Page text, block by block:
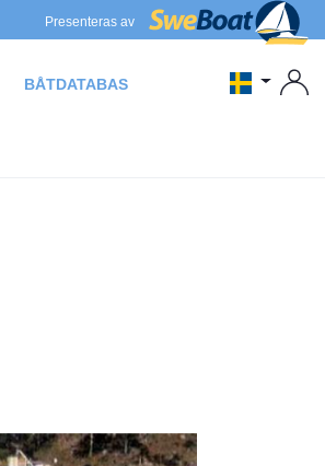
Presenteras av
BÅTDATABAS